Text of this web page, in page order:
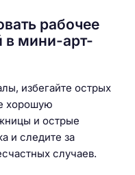
рабочее
в мини-арт-
избегайте острых
хорошую
и острые
и следите за
случаев.